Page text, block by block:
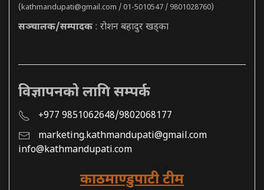
(kathmandupati@gmail.com / 01-5010547 / 9801028760)
सञ्चालक/सम्पादक : रोशन बहादुर खड्का
विज्ञापनको लागि सम्पर्क
+977 9851062648/9802068177
marketing.kathmandupati@gmail.com
info@kathmandupati.com
काठमाण्डुपाटी टीम